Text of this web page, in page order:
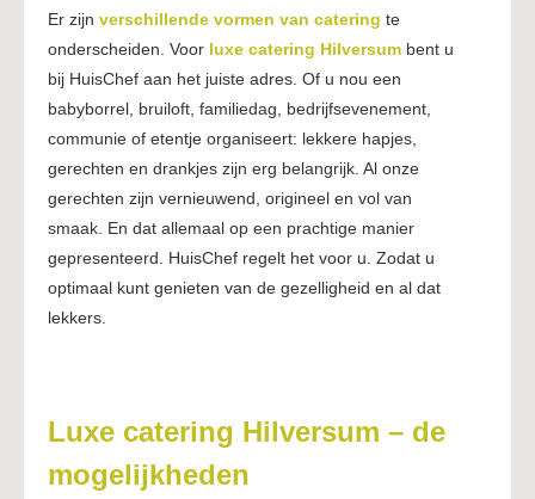
Er zijn verschillende vormen van catering te
onderscheiden. Voor luxe catering Hilversum bent u
bij HuisChef aan het juiste adres. Of u nou een
babyborrel, bruiloft, familiedag, bedrijfsevenement,
communie of etentje organiseert: lekkere hapjes,
gerechten en drankjes zijn erg belangrijk. Al onze
gerechten zijn vernieuwend, origineel en vol van
smaak. En dat allemaal op een prachtige manier
gepresenteerd. HuisChef regelt het voor u. Zodat u
optimaal kunt genieten van de gezelligheid en al dat
lekkers.
Luxe catering Hilversum – de
mogelijkheden